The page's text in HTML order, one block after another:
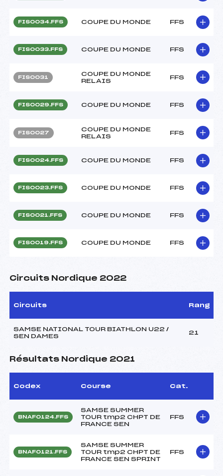
FIS0034.FFS COUPE DU MONDE FFS
FIS0033.FFS COUPE DU MONDE FFS
FIS0031
COUPE DU MONDE
RELAIS
FFS
FIS0029.FFS COUPE DU MONDE FFS
FIS0027
COUPE DU MONDE
RELAIS
FFS
FIS0024.FFS COUPE DU MONDE FFS
FIS0023.FFS COUPE DU MONDE FFS
FIS0021.FFS COUPE DU MONDE FFS
FIS0019.FFS COUPE DU MONDE FFS
Circuits Nordique 2022
Circuits Rang
SAMSE NATIONAL TOUR BIATHLON U22 /
SEN DAMES
21
Résultats Nordique 2021
Codex Course Cat.
BNAF0124.FFS
SAMSE SUMMER
TOUR tmp2 CHPT DE
FRANCE SEN
FFS
BNAF0121.FFS
SAMSE SUMMER
TOUR tmp2 CHPT DE
FRANCE SEN SPRINT
FFS